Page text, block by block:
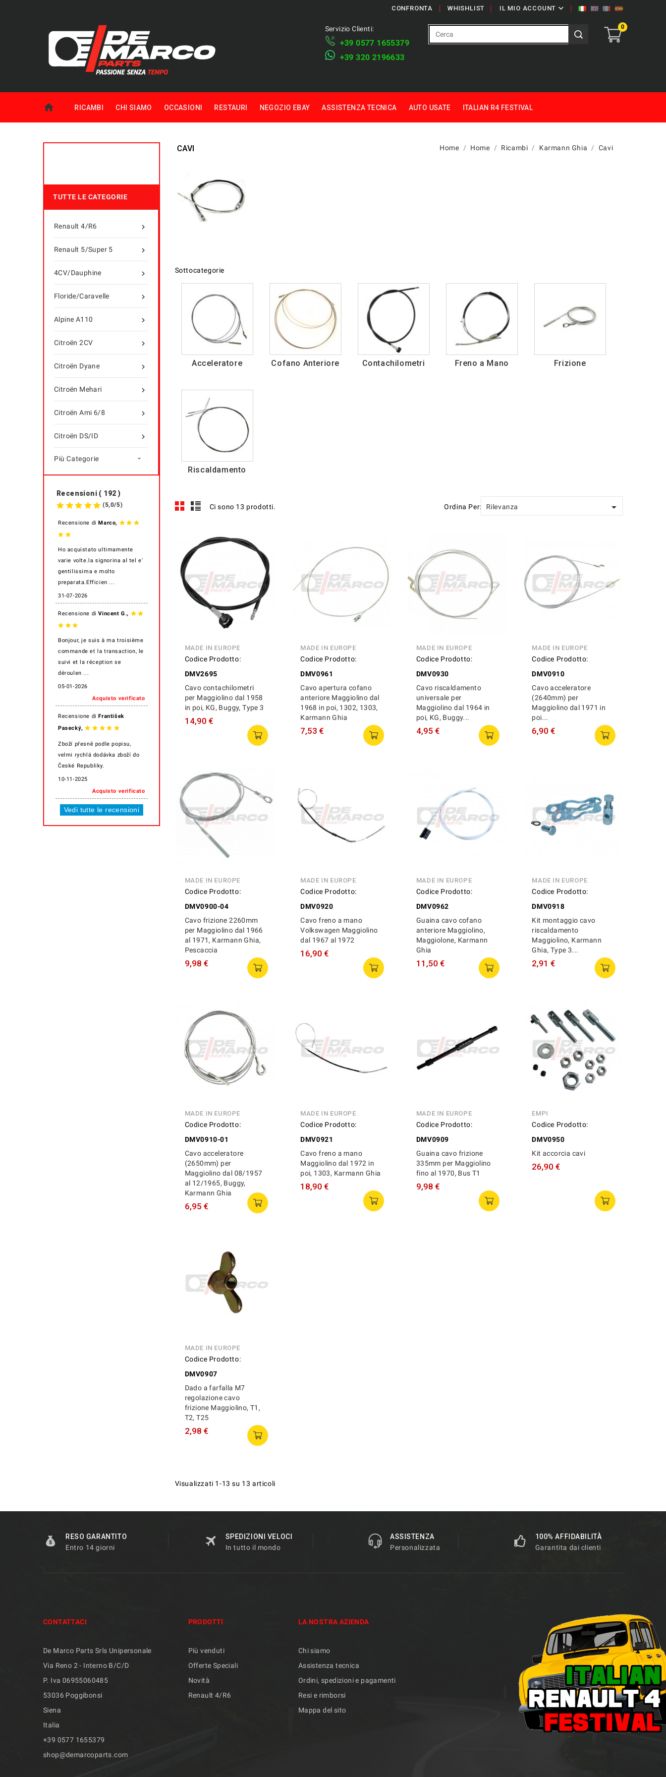
IL MIO ACCOUNT 
WHISHLIST
CONFRONTA
0
Servizio Clienti:
+39 ​​0577 1655379
​+39 320 2196633
RICAMBI CHI SIAMO OCCASIONI RESTAURI NEGOZIO EBAY ASSISTENZA TECNICA AUTO USATE ITALIAN R4 FESTIVAL
TUTTE LE CATEGORIE

Renault 4/R6

Renault 5/Super 5

4CV/Dauphine

Floride/Caravelle

Alpine A110

Citroën 2CV

Citroën Dyane

Citroën Mehari

Citroën Ami 6/8

Citroën DS/ID
Più Categorie 
Recensioni ( 192 )
(5,0/5)
Recensione diMarco,
Ho acquistato ultimamente
varie volte.la signorina al tel e'
gentilissima e molto
preparata.Efficien ...
31-07-2026
Recensione diVincent G.,
Bonjour, je suis à ma troisième
commande et la transaction, le
suivi et la réception se
déroulen ...
05-01-2026
Acquisto verificato
Recensione diFrantišek
Pasecký,
Zboží přesně podle popisu,
velmi rychlá dodávka zboží do
České Republiky.
10-11-2025
Acquisto verificato
Vedi tutte le recensioni
CAVI Home Home Ricambi Karmann Ghia Cavi
Sottocategorie
Acceleratore Cofano Anteriore Contachilometri Freno a Mano Frizione
Riscaldamento
Ci sono 13 prodotti. Ordina Per: Rilevanza 
MADE IN EUROPE
Codice Prodotto:
DMV2695
Cavo contachilometri
per Maggiolino dal 1958
in poi, KG, Buggy, Type 3
14,90 €
MADE IN EUROPE
Codice Prodotto:
DMV0961
Cavo apertura cofano
anteriore Maggiolino dal
1968 in poi, 1302, 1303,
Karmann Ghia
7,53 €
MADE IN EUROPE
Codice Prodotto:
DMV0930
Cavo riscaldamento
universale per
Maggiolino dal 1964 in
poi, KG, Buggy...
4,95 €
MADE IN EUROPE
Codice Prodotto:
DMV0910
Cavo acceleratore
(2640mm) per
Maggiolino dal 1971 in
poi...
6,90 €
MADE IN EUROPE
Codice Prodotto:
DMV0900-04
Cavo frizione 2260mm
per Maggiolino dal 1966
al 1971, Karmann Ghia,
Pescaccia
9,98 €
MADE IN EUROPE
Codice Prodotto:
DMV0920
Cavo freno a mano
Volkswagen Maggiolino
dal 1967 al 1972
16,90 €
MADE IN EUROPE
Codice Prodotto:
DMV0962
Guaina cavo cofano
anteriore Maggiolino,
Maggiolone, Karmann
Ghia
11,50 €
MADE IN EUROPE
Codice Prodotto:
DMV0918
Kit montaggio cavo
riscaldamento
Maggiolino, Karmann
Ghia, Type 3...
2,91 €
MADE IN EUROPE
Codice Prodotto:
DMV0910-01
Cavo acceleratore
(2650mm) per
Maggiolino dal 08/1957
al 12/1965, Buggy,
Karmann Ghia
6,95 €
MADE IN EUROPE
Codice Prodotto:
DMV0921
Cavo freno a mano
Maggiolino dal 1972 in
poi, 1303, Karmann Ghia
18,90 €
MADE IN EUROPE
Codice Prodotto:
DMV0909
Guaina cavo frizione
335mm per Maggiolino
fino al 1970, Bus T1
9,98 €
EMPI
Codice Prodotto:
DMV0950
Kit accorcia cavi
26,90 €
MADE IN EUROPE
Codice Prodotto:
DMV0907
Dado a farfalla M7
regolazione cavo
frizione Maggiolino, T1,
T2, T25
2,98 €
Visualizzati 1-13 su 13 articoli
RESO GARANTITO
Entro 14 giorni
SPEDIZIONI VELOCI
In tutto il mondo
ASSISTENZA
Personalizzata
100% AFFIDABILITÀ
Garantita dai clienti
CONTATTACI
De Marco Parts Srls Unipersonale
Via Reno 2 - Interno B/C/D
P. Iva 06955060485
53036 Poggibonsi
Siena
Italia
+39 ​​0577 1655379
shop@demarcoparts.com
PRODOTTI
Più venduti
Offerte Speciali
Novità
Renault 4/R6
LA NOSTRA AZIENDA
Chi siamo
Assistenza tecnica
Ordini, spedizioni e pagamenti
Resi e rimborsi
Mappa del sito